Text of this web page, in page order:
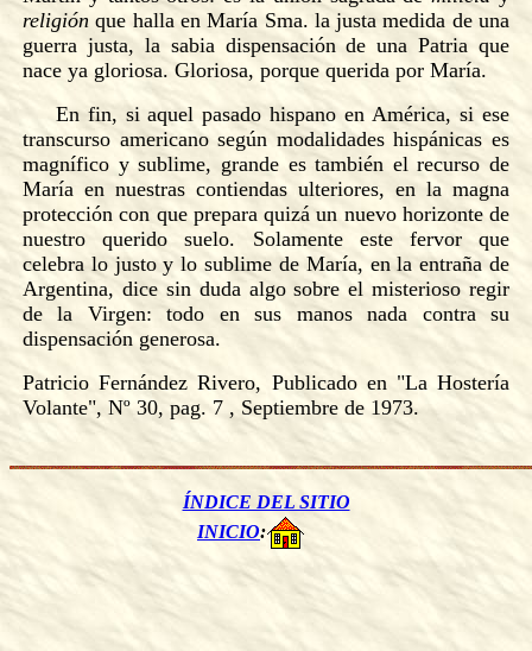
religiónque halla en María Sma. la justa medida de una
guerra justa, la sabia dispensación de una Patria que
nace ya gloriosa. Gloriosa, porque querida por María.
En fin, si aquel pasado hispano en América, si ese
transcurso americano según modalidades hispánicas es
magnífico y sublime, grande es también el recurso de
María en nuestras contiendas ulteriores, en la magna
protección con que prepara quizá un nuevo horizonte de
nuestro querido suelo. Solamente este fervor que
celebra lo justo y lo sublime de María, en la entraña de
Argentina, dice sin duda algo sobre el misterioso regir
de la Virgen: todo en sus manos nada contra su
dispensación generosa.
Patricio Fernández Rivero, Publicado en "La Hostería
Volante", Nº 30, pag. 7 , Septiembre de 1973.
ÍNDICE DEL SITIO
INICIO: